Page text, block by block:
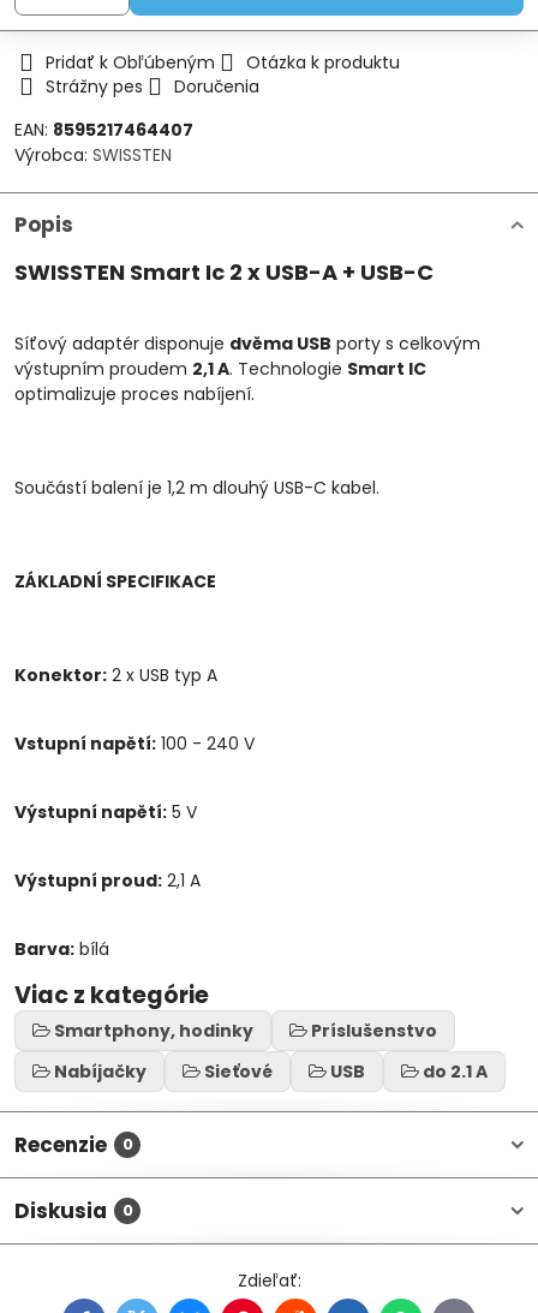
Pridať k Obľúbeným
Otázka k produktu
Strážny pes
Doručenia
EAN: 8595217464407
Výrobca: SWISSTEN
Popis
SWISSTEN Smart Ic 2 x USB-A + USB-C
Síťový adaptér disponuje dvěma USB porty s celkovým
výstupním proudem 2,1 A. Technologie Smart IC
optimalizuje proces nabíjení.
Součástí balení je 1,2 m dlouhý USB-C kabel.
ZÁKLADNÍ SPECIFIKACE
Konektor: 2 x USB typ A
Vstupní napětí: 100 - 240 V
Výstupní napětí: 5 V
Výstupní proud: 2,1 A
Barva: bílá
Viac z kategórie
Smartphony, hodinky
Príslušenstvo
Nabíjačky
Sieťové USB do 2.1 A
Recenzie 0
Diskusia 0